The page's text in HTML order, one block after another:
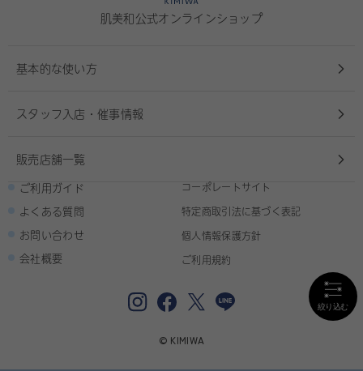
肌美和公式オンラインショップ
基本的な使い方
スタッフ入店・催事情報
販売店舗一覧
ご利用ガイド
よくある質問
お問い合わせ
会社概要
コーポレートサイト
特定商取引法に基づく表記
個人情報保護方針
ご利用規約
© KIMIWA